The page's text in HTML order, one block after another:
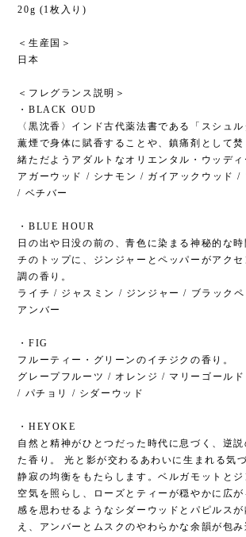
20g (1枚入り)
＜生産国＞
日本
＜フレグランス説明＞
・BLACK OUD
〈黒沈香〉インド古代薬法書である「スシュ
薫煙で身体に賦香することや、鎮痛剤として
緒ただようアダルトなオリエンタル・ウッディ
アガーウッド / シナモン / ガイアックウッド /
/ ベチバー
・BLUE HOUR
日の出や日没の前の、青色に染まる神秘的な
チのトップに、ジンジャーとペッパーがアク
調の香り。
ライチ / ジャスミン / ジンジャー / ブラック
アンバー
・FIG
フルーティー・グリーンのイチジクの香り。
グレープフルーツ / オレンジ / マリーゴール
/ パチョリ / シダーウッド
・HEYOKE
自然と精神がひとつだった時代に息づく、逆
た香り。 光と影が交わるあわいに生まれる気
静寂の均衡をもたらします。ベルガモットと
空気を照らし、ローズとティーが穏やかに広
感を思わせるようなシダーウッドとパピルス
え、アンバーとムスクのやわらかな余韻が包み